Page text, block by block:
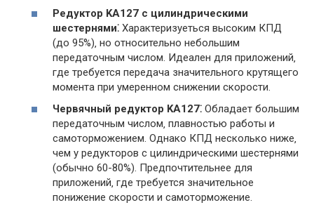
Редуктор KA127 с цилиндрическими
шестернями⁚ Характеризуеться высоким КПД
(до 95%)‚ но относительно небольшим
передаточным числом. Идеален для приложений‚
где требуется передача значительного крутящего
момента при умеренном снижении скорости.
Червячный редуктор KA127⁚ Обладает большим
передаточным числом‚ плавностью работы и
самоторможением. Однако КПД несколько ниже‚
чем у редукторов с цилиндрическими шестернями
(обычно 60-80%). Предпочтительнее для
приложений‚ где требуется значительное
понижение скорости и самоторможение.